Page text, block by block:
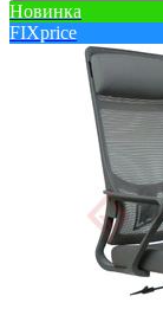
Новинка
FIXprice